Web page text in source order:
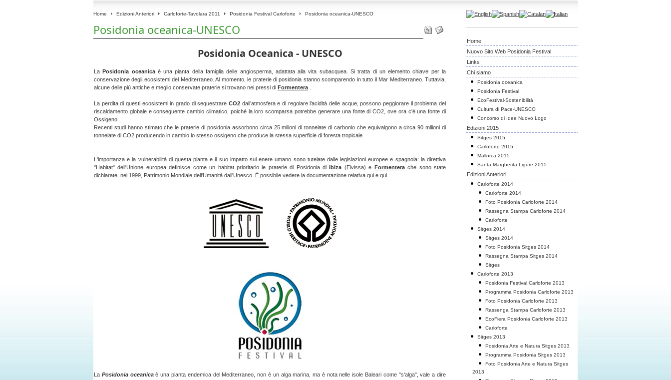
Home Edizioni Anteriori Carloforte-Tavolara 2011 Posidonia Festival Carloforte Posidonia oceanica-UNESCO
Posidonia oceanica-UNESCO
Posidonia Oceanica - UNESCO
LaPosidonia oceanicaè una pianta della famiglia delle angiosperma, adattata alla vita subacquea. Si tratta di un elemento chiave per la
conservazione degli ecosistemi del Mediterraneo. Al momento, le praterie di posidonia stanno scomparendo in tutto il Mar Mediterraneo. Tuttavia,
alcune delle più antiche e meglio conservate praterie si trovano nei pressi di Formentera
La perdita di questi ecosistemi in grado di sequestrare CO2 dall’atmosfera e di regolare l’acidità delle acque, possono peggiorare il problema del
riscaldamento globale e conseguente cambio climatico, poiché la loro scomparsa potrebbe generare una fonte di CO2, ove ora c'è una fonte di
Ossigeno.
Recenti studi hanno stimato che le praterie di posidonia assorbono circa 25 milioni di tonnelate di carbonio che equivalgono a circa 90 milioni di
tonnelate di CO2 producendo in cambio lo stesso ossigeno che produce la stessa superficie di foresta tropicale.
L'importanza e la vulnerabilità di questa pianta e il suo impatto sul enere umano sono tutelate dalle legislazioni europee e spagnola: la direttiva
"Habitat" dell'Unione europea definisce come un habitat prioritario le praterie di Posidonia diIbiza (Eivissa) e Formenterache sono state
dichiarate, nel 1999, Patrimonio Mondiale dell'Umanità dall'Unesco. È possibile vedere la documentazione relativa qui e qui
La Posidonia oceanicaè una pianta endemica del Mediterraneo, non è un alga marina, ma è nota nelle isole Baleari come "s'alga", vale a dire
Home
Nuovo Sito Web Posidonia Festival
Links
Chi siamo
Posidonia oceanica
Posidonia Festival
EcoFestival-Sostenibilità
Cultura di Pace-UNESCO
Concorso di Idee Nuovo Logo
Edizioni 2015
Sitges 2015
Carloforte 2015
Mallorca 2015
Santa Margherita Ligure 2015
Edizioni Anteriori
Carloforte 2014
Carloforte 2014
Foto Posidonia Carloforte 2014
Rassegna Stampa Carloforte 2014
Carloforte
Sitges 2014
Sitges 2014
Foto Posidonia Sitges 2014
Rassegna Stampa Sitges 2014
Sitges
Carloforte 2013
Posidonia Festival Carloforte 2013
Programma Posidonia Carloforte 2013
Foto Posidonia Carloforte 2013
Rassenga Stampa Carloforte 2013
EcoFiera Posidonia Carloforte 2013
Carloforte
Sitges 2013
Posidonia Arte e Natura Sitges 2013
Programma Posidonia Sitges 2013
Foto Posidonia Arte e Natura Sitges
2013